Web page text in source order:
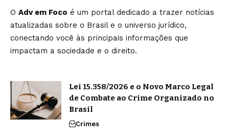
O Adv em Foco é um portal dedicado a trazer notícias
atualizadas sobre o Brasil e o universo jurídico,
conectando você às principais informações que
impactam a sociedade e o direito.
Lei 15.358/2026 e o Novo Marco Legal
de Combate ao Crime Organizado no
Brasil
Crimes